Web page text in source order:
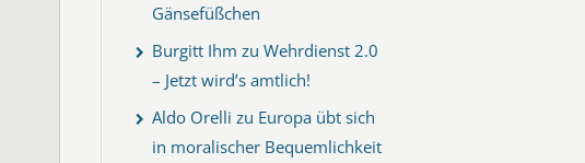
Gänsefüßchen
Burgitt Ihm zu Wehrdienst 2.0
– Jetzt wird’s amtlich!
Aldo Orelli zu Europa übt sich
in moralischer Bequemlichkeit